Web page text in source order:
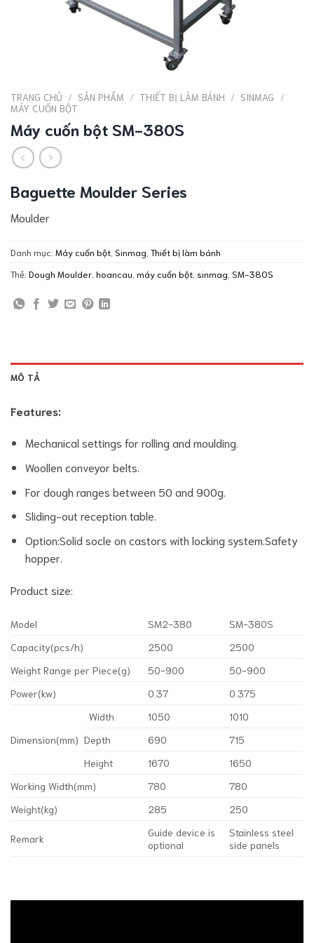
TRANG CHỦ / SẢN PHẨM / THIẾT BỊ LÀM BÁNH / SINMAG
/
MÁY CUỐN BỘT
Máy cuốn bột SM-380S
Baguette Moulder Series
Moulder
Danh mục: Máy cuốn bột Sinmag Thiết bị làm bánh
Thẻ: Dough Moulder hoancau máy cuốn bột sinmag SM-380S
MÔ TẢ
Features:
Mechanical settings for rolling and moulding.
Woollen conveyor belts.
For dough ranges between 50 and 900g.
Sliding-out reception table.
Option:Solid socle on castors with locking system.Safety
hopper.
Product size:
Model SM2-380
SM-380S
Capacity(pcs/h)
2500
2500
Weight Range per Piece(g)
50-900
50-900
Power(kw)
0.37 0.375
Dimension(mm)
Width 1050
1010
Depth
690
715
Height
1670
1650
Working Width(mm)
780
780
Weight(kg)
285 250
Remark
Guide device is
optional
Stainless steel
side panels